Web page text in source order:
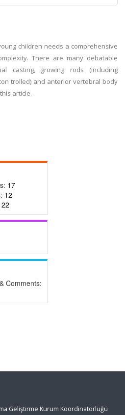
children needs a comprehensive
There are many debatable
casting, growing rods (including
trolled) and anterior vertebral body
article.
17
12
22
Comments:
Geliştirme Kurum Koordinatörlüğü